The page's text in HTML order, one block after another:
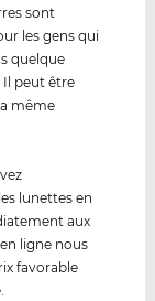
sont
les gens qui
quelque
Il peut être
même
lunettes en
aux
ligne nous
favorable